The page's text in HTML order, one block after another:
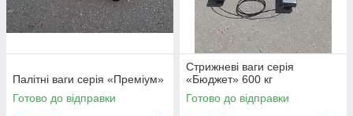
Палітні ваги серія «Преміум»
Готово до відправки
Стрижневі ваги серія
«Бюджет» 600 кг
Готово до відправки